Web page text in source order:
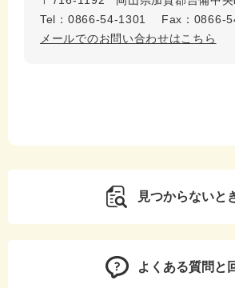
Tel：0866-54-1301
Fax：0866-
メールでのお問い合わせはこちら
見つからないと
よくある質問と